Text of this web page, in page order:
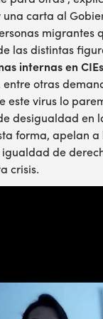
carta al
migrantes
las distintas
internas en
entre otras
este virus lo
desigualdad en
forma, apelan
de
crisis.